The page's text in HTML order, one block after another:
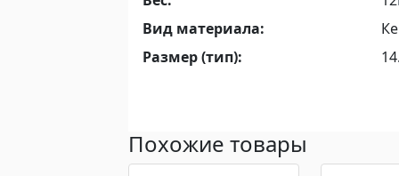
Вид материала:
Размер (тип):
Похожие товары